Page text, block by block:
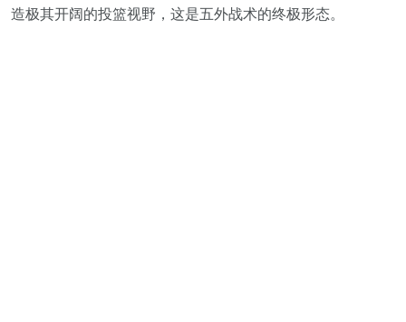
造极其开阔的投篮视野，这是五外战术的终极形态。